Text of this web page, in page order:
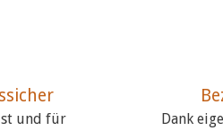
und für
Dank